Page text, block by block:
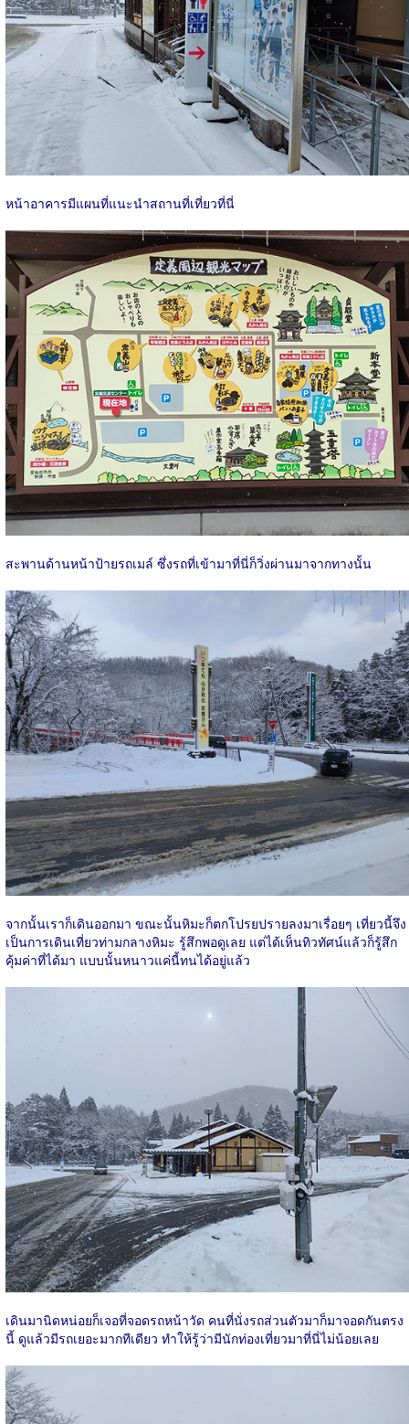
หน้าอาคารมีแผนที่แนะนำสถานที่เที่ยวที่นี่
สะพานด้านหน้าป้ายรถเมล์ ซึ่งรถที่เข้ามาที่นี่ก็วิ่งผ่านมาจากทางนั้น
จากนั้นเราก็เดินออกมา ขณะนั้นหิมะก็ตกโปรยปรายลงมาเรื่อยๆ เที่ยวนี้จึง
เป็นการเดินเที่ยวท่ามกลางหิมะ รู้สึกพอดูเลย แต่ได้เห็นทิวทัศน์แล้วก็รู้สึก
คุ้มค่าที่ได้มา แบบนั้นหนาวแค่นี้ทนได้อยู่แล้ว
เดินมานิดหน่อยก็เจอที่จอดรถหน้าวัด คนที่นั่งรถส่วนตัวมาก็มาจอดกันตรง
นี้ ดูแล้วมีรถเยอะมากทีเดียว ทำให้รู้ว่ามีนักท่องเที่ยวมาที่นี่ไม่น้อยเลย